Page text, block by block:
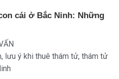
cái ở Bắc Ninh: Những
, lưu ý khi thuê thám tử, thám tử